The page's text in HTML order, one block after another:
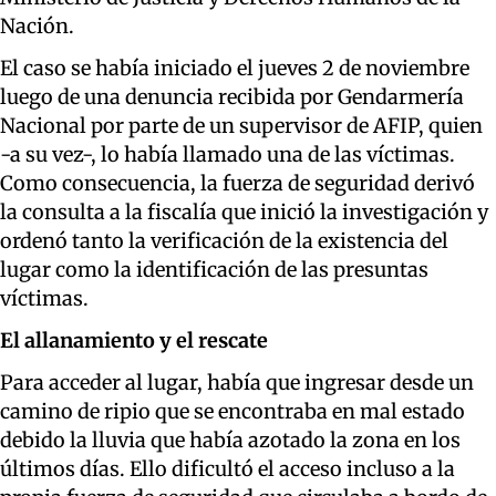
Nación.
El caso se había iniciado el jueves 2 de noviembre
luego de una denuncia recibida por Gendarmería
Nacional por parte de un supervisor de AFIP, quien
-a su vez-, lo había llamado una de las víctimas.
Como consecuencia, la fuerza de seguridad derivó
la consulta a la fiscalía que inició la investigación y
ordenó tanto la verificación de la existencia del
lugar como la identificación de las presuntas
víctimas.
El allanamiento y el rescate
Para acceder al lugar, había que ingresar desde un
camino de ripio que se encontraba en mal estado
debido la lluvia que había azotado la zona en los
últimos días. Ello dificultó el acceso incluso a la